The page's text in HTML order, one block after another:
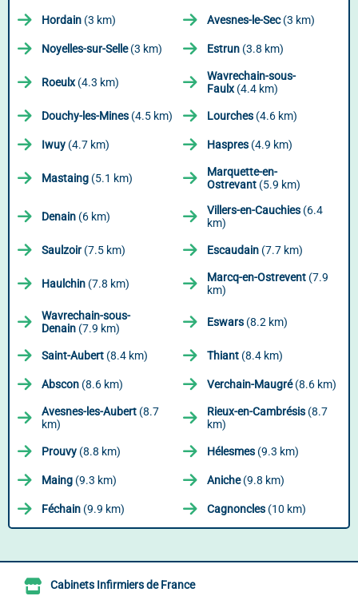
Hordain (3 km) Avesnes-le-Sec(3 km)
Noyelles-sur-Selle(3 km) Estrun (3.8 km)
Roeulx(4.3 km)
Wavrechain-sous-
Faulx(4.4 km)
Douchy-les-Mines (4.5 km) Lourches (4.6 km)
Iwuy (4.7 km) Haspres (4.9 km)
Mastaing (5.1 km)
Marquette-en-
Ostrevant (5.9 km)
Denain (6 km) Villers-en-Cauchies (6.4
km)
Saulzoir(7.5 km) Escaudain (7.7 km)
Haulchin (7.8 km) Marcq-en-Ostrevent (7.9
km)
Wavrechain-sous-
Denain (7.9 km) Eswars (8.2 km)
Saint-Aubert (8.4 km) Thiant (8.4 km)
Abscon (8.6 km) Verchain-Maugré(8.6 km)
Avesnes-les-Aubert (8.7
km)
Rieux-en-Cambrésis (8.7
km)
Prouvy (8.8 km) Hélesmes (9.3 km)
Maing (9.3 km) Aniche(9.8 km)
Féchain (9.9 km) Cagnoncles (10 km)
Cabinets Infirmiers de France